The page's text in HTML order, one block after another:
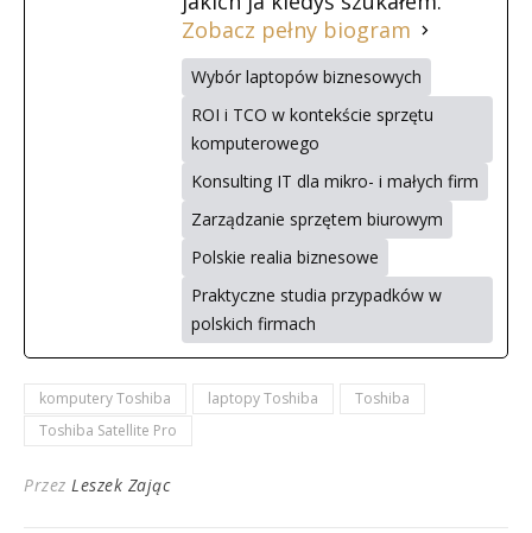
Zobacz pełny biogram
Wybór laptopów biznesowych
ROI i TCO w kontekście sprzętu
komputerowego
Konsulting IT dla mikro- i małych firm
Zarządzanie sprzętem biurowym
Polskie realia biznesowe
Praktyczne studia przypadków w
polskich firmach
komputery Toshiba laptopy Toshiba
Toshiba
Toshiba Satellite Pro
Przez Leszek Zając